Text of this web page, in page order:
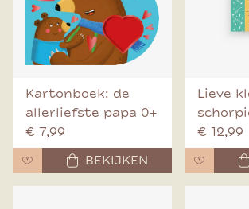
Kartonboek: de
allerliefste papa 0+
€ 7,99
BEKIJKEN
Lieve
€ 12,99